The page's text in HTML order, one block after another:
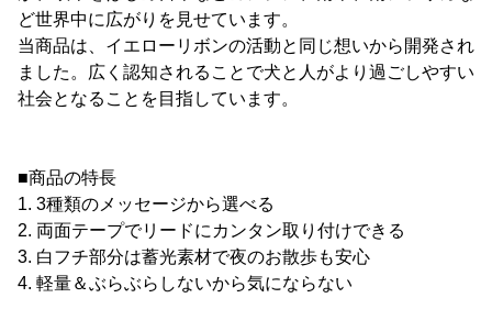
ど世界中に広がりを見せています。
当商品は、イエローリボンの活動と同じ想いから開発され
ました。広く認知されることで犬と人がより過ごしやすい
社会となることを目指しています。
■商品の特長
1. 3種類のメッセージから選べる
2. 両面テープでリードにカンタン取り付けできる
3. 白フチ部分は蓄光素材で夜のお散歩も安心
4. 軽量＆ぶらぶらしないから気にならない